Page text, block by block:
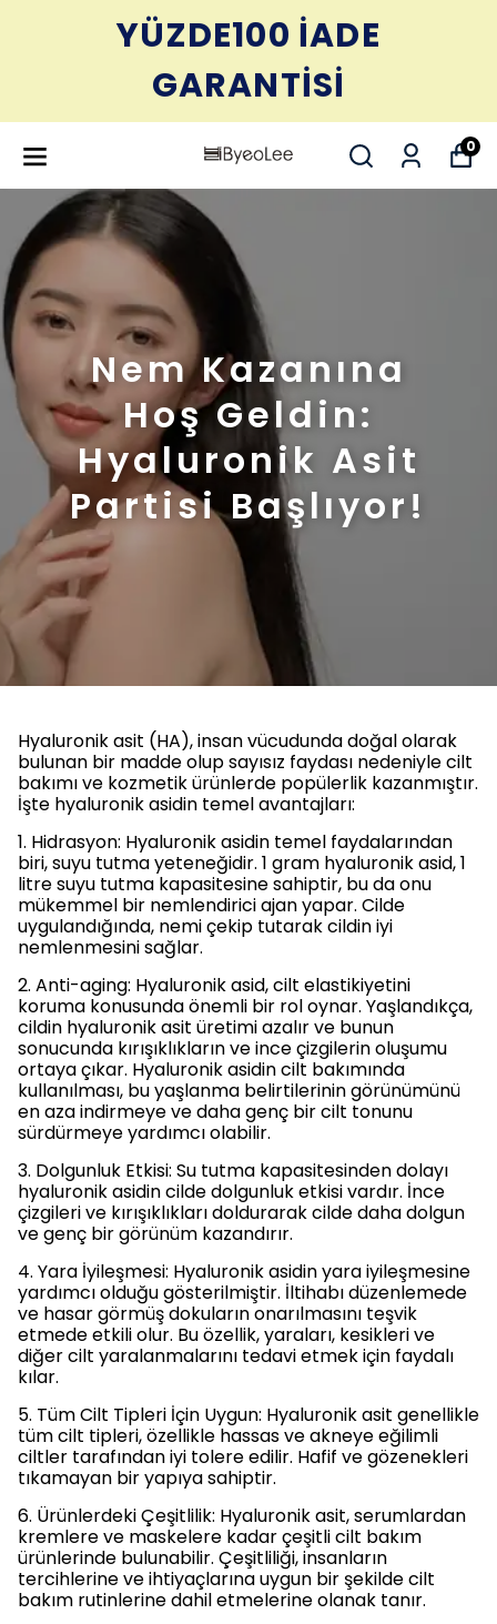
YÜZDE100 İADE
GARANTİSİ
0
Nem Kazanına
Hoş Geldin:
Hyaluronik Asit
Partisi Başlıyor!
Hyaluronik asit (HA), insan vücudunda doğal olarak
bulunan bir madde olup sayısız faydası nedeniyle cilt
bakımı ve kozmetik ürünlerde popülerlik kazanmıştır.
İşte hyaluronik asidin temel avantajları:
1. Hidrasyon: Hyaluronik asidin temel faydalarından
biri, suyu tutma yeteneğidir. 1 gram hyaluronik asid, 1
litre suyu tutma kapasitesine sahiptir, bu da onu
mükemmel bir nemlendirici ajan yapar. Cilde
uygulandığında, nemi çekip tutarak cildin iyi
nemlenmesini sağlar.
2. Anti-aging: Hyaluronik asid, cilt elastikiyetini
koruma konusunda önemli bir rol oynar. Yaşlandıkça,
cildin hyaluronik asit üretimi azalır ve bunun
sonucunda kırışıklıkların ve ince çizgilerin oluşumu
ortaya çıkar. Hyaluronik asidin cilt bakımında
kullanılması, bu yaşlanma belirtilerinin görünümünü
en aza indirmeye ve daha genç bir cilt tonunu
sürdürmeye yardımcı olabilir.
3. Dolgunluk Etkisi: Su tutma kapasitesinden dolayı
hyaluronik asidin cilde dolgunluk etkisi vardır. İnce
çizgileri ve kırışıklıkları doldurarak cilde daha dolgun
ve genç bir görünüm kazandırır.
4. Yara İyileşmesi: Hyaluronik asidin yara iyileşmesine
yardımcı olduğu gösterilmiştir. İltihabı düzenlemede
ve hasar görmüş dokuların onarılmasını teşvik
etmede etkili olur. Bu özellik, yaraları, kesikleri ve
diğer cilt yaralanmalarını tedavi etmek için faydalı
kılar.
5. Tüm Cilt Tipleri İçin Uygun: Hyaluronik asit genellikle
tüm cilt tipleri, özellikle hassas ve akneye eğilimli
ciltler tarafından iyi tolere edilir. Hafif ve gözenekleri
tıkamayan bir yapıya sahiptir.
6. Ürünlerdeki Çeşitlilik: Hyaluronik asit, serumlardan
kremlere ve maskelere kadar çeşitli cilt bakım
ürünlerinde bulunabilir. Çeşitliliği, insanların
tercihlerine ve ihtiyaçlarına uygun bir şekilde cilt
bakım rutinlerine dahil etmelerine olanak tanır.